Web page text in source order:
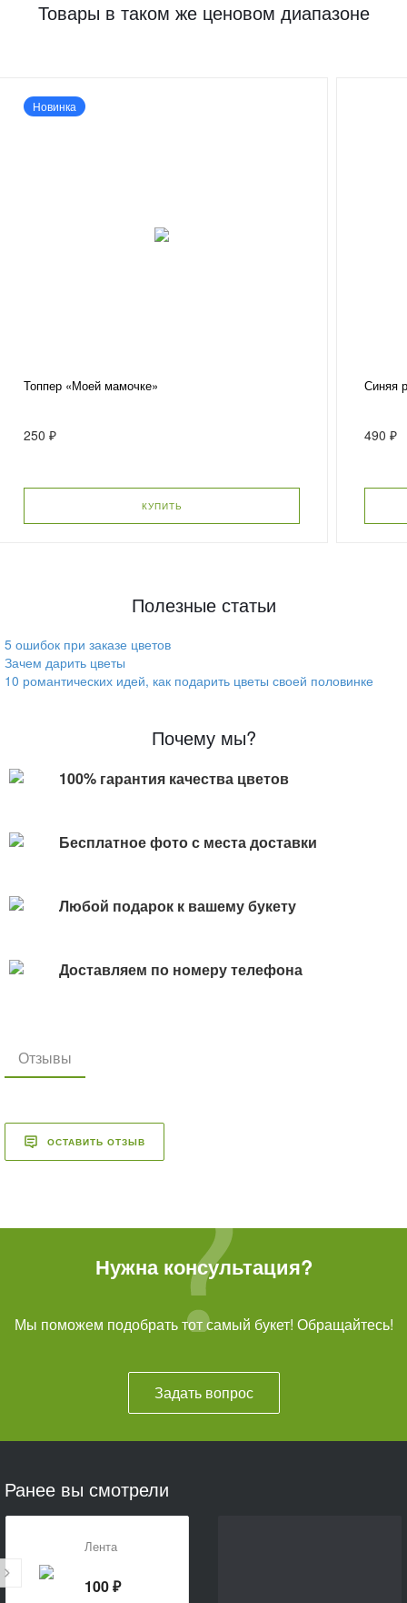
Товары в таком же ценовом диапазоне
Новинка
Топпер «Моей мамочке»
250 ₽
КУПИТЬ
Синяя
490 ₽
Полезные статьи
5 ошибок при заказе цветов
Зачем дарить цветы
10 романтических идей, как подарить цветы своей половинке
Почему мы?
100% гарантия качества цветов
Бесплатное фото с места доставки
Любой подарок к вашему букету
Доставляем по номеру телефона
Отзывы
ОСТАВИТЬ ОТЗЫВ
Нужна консультация?
Мы поможем подобрать тот самый букет! Обращайтесь!
Задать вопрос
Ранее вы смотрели
Лента
100 ₽